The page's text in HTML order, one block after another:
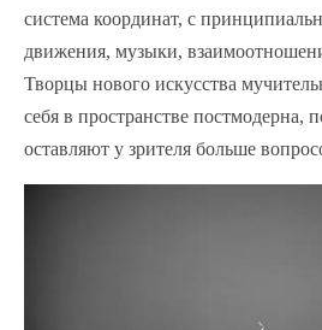
система координат, с
движения, музыки,
Творцы нового искусства
себя в пространстве постмодерна,
оставляют у зрителя больше